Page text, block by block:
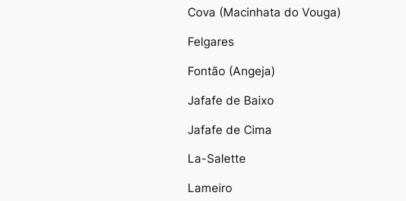
Cova (Macinhata do Vouga)
Felgares
Fontão (Angeja)
Jafafe de Baixo
Jafafe de Cima
La-Salette
Lameiro